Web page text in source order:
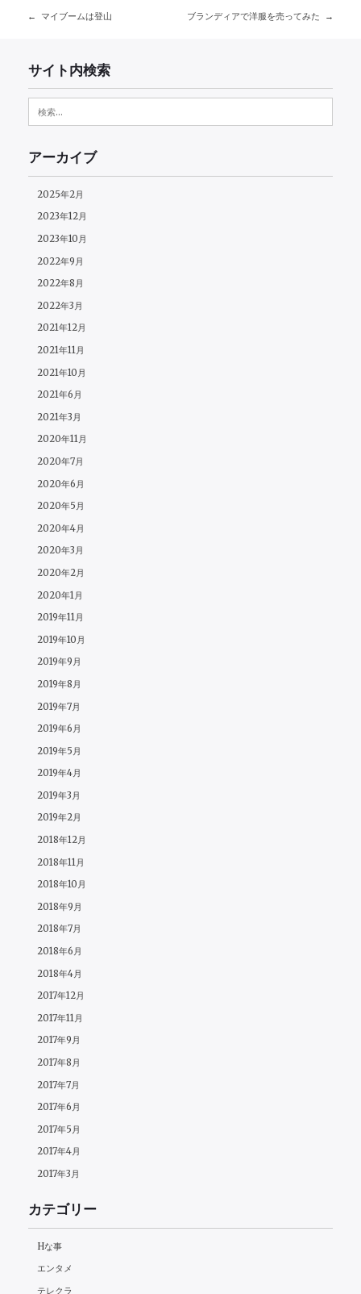
投
ナ
ビ
ゲ
ー
シ
ョ
マイブームは登山 ブランディアで洋服を売ってみた
サイト内検索
索:
アーカイブ
2025年2月
2023年12月
2023年10月
2022年9月
2022年8月
2022年3月
2021年12月
2021年11月
2021年10月
2021年6月
2021年3月
2020年11月
2020年7月
2020年6月
2020年5月
2020年4月
2020年3月
2020年2月
2020年1月
2019年11月
2019年10月
2019年9月
2019年8月
2019年7月
2019年6月
2019年5月
2019年4月
2019年3月
2019年2月
2018年12月
2018年11月
2018年10月
2018年9月
2018年7月
2018年6月
2018年4月
2017年12月
2017年11月
2017年9月
2017年8月
2017年7月
2017年6月
2017年5月
2017年4月
2017年3月
カテゴリー
Hな事
エンタメ
テレクラ